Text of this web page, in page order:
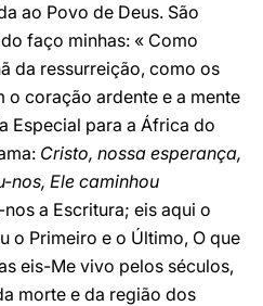
ao Povo de Deus. São
faço minhas: « Como
da ressurreição, como os
o coração ardente e a mente
Especial para a África do
Cristo, nossa esperança,
nos, Ele caminhou
a Escritura; eis aqui o
o Primeiro e o Último, O que
eis-Me vivo pelos séculos,
morte e da região dos